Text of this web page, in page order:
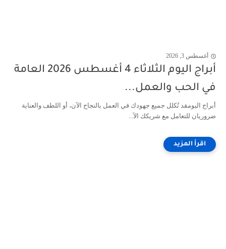
أغسطس 3, 2026
أبراج اليوم الثلاثاء 4 أغسطس 2026 العامة
في الحب والعمل...
أبراج اليومقد تُكلل جميع جهودك في العمل بالنجاح الآن، أو اللطف والعناية
ضروريان للتعامل مع شريكك الآ...